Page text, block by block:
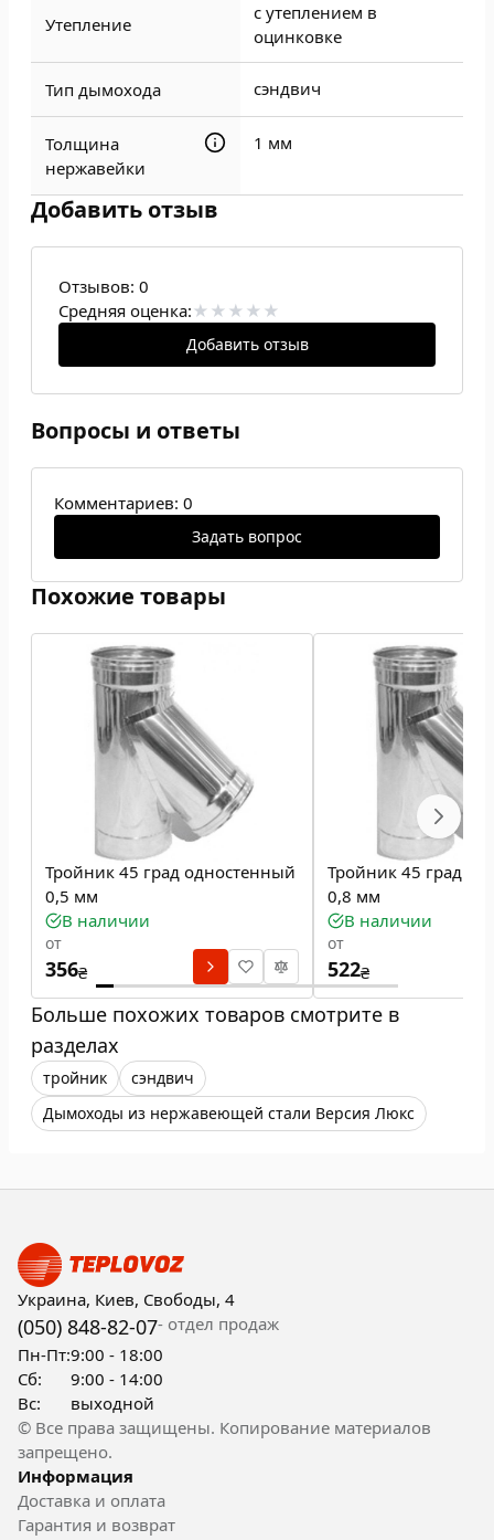
Утепление
с утеплением в
оцинковке
Тип дымохода сэндвич
Толщина
нержавейки
1 мм
Добавить отзыв
Отзывов: 0
Средняя оценка:
Добавить отзыв
Вопросы и ответы
Комментариев: 0
Задать вопрос
Похожие товары
Тройник 45 град одностенный
0,5 мм
В наличии
от
356₴
Тройник 45 град
0,8 мм
В наличии
от
522₴
Больше похожих товаров смотрите в
разделах
тройник
сэндвич
Дымоходы из нержавеющей стали Версия Люкс
Украина, Киев, Свободы, 4
(050) 848-82-07- отдел продаж
Пн-Пт:9:00 - 18:00
Сб:
9:00 - 14:00
Вс:
выходной
© Все права защищены. Копирование материалов
запрещено.
Информация
Доставка и оплата
Гарантия и возврат